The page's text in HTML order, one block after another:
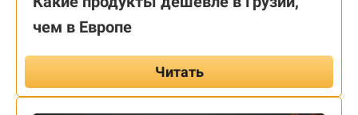
чем в Европе
Читать